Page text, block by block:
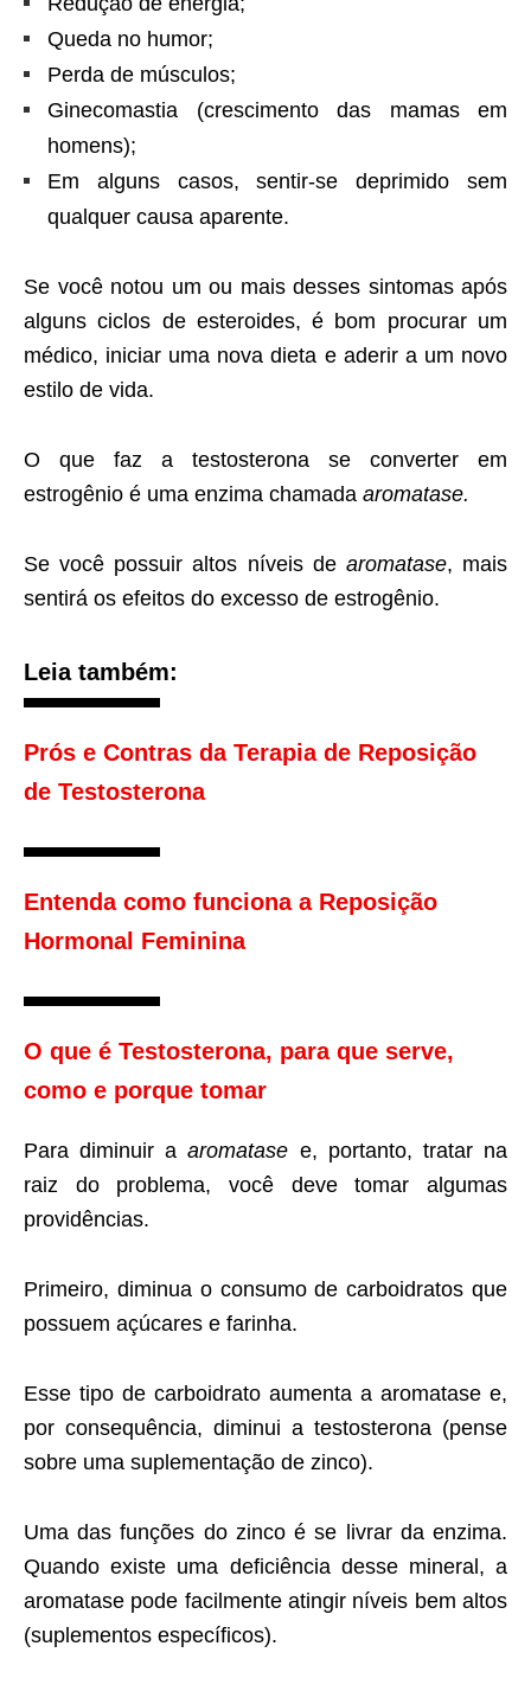
Queda no humor;
Perda de músculos;
Ginecomastia (crescimento das mamas em
homens);
Em alguns casos, sentir-se deprimido sem
qualquer causa aparente.
Se você notou um ou mais desses sintomas após
alguns ciclos de esteroides, é bom procurar um
médico, iniciar uma nova dieta e aderir a um novo
estilo de vida.
O que faz a testosterona se converter em
estrogênio é uma enzima chamada aromatase.
Se você possuir altos níveis de aromatase, mais
sentirá os efeitos do excesso de estrogênio.
Leia também:
Prós e Contras da Terapia de Reposição
de Testosterona
Entenda como funciona a Reposição
Hormonal Feminina
O que é Testosterona, para que serve,
como e porque tomar
Para diminuir aaromatase e, portanto, tratar na
raiz do problema, você deve tomar algumas
providências.
Primeiro, diminua o consumo de carboidratos que
possuem açúcares e farinha.
Esse tipo de carboidrato aumenta a aromatase e,
por consequência, diminui a testosterona (pense
sobre uma suplementação de zinco).
Uma das funções do zinco é se livrar da enzima.
Quando existe uma deficiência desse mineral, a
aromatase pode facilmente atingir níveis bem altos
(suplementos específicos).